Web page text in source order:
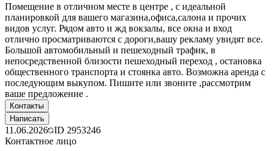
Помещение в отличном месте в центре , с идеальной
планировкой для вашего магазина,офиса,салона и прочих
видов услуг. Рядом авто и жд вокзалы, все окна и вход
отлично просматриваются с дороги,вашу рекламу увидят все.
Большой автомобильный и пешеходный трафик, в
непосредственной близости пешеходный переход , остановка
общественного транспорта и стоянка авто. Возможна аренда с
последующим выкупом. Пишите или звоните ,рассмотрим
ваше предложение .
Контакты
Написать
11.06.2026 ID 2953246
Контактное лицо